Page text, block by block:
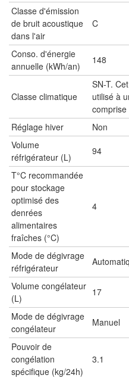
Classe d'émission
de bruit acoustique
dans l'air
C
Conso. d'énergie
annuelle (kWh/an)
148
Classe climatique
SN-T.
utilisé à
comprise
Réglage hiver
Non
Volume
réfrigérateur (L)
94
T°C recommandée
pour stockage
optimisé des
denrées
alimentaires
fraîches (°C)
4
Mode de dégivrage
réfrigérateur
Volume congélateur
(L)
17
Mode de dégivrage
congélateur
Manuel
Pouvoir de
congélation
spécifique (kg/24h)
3.1